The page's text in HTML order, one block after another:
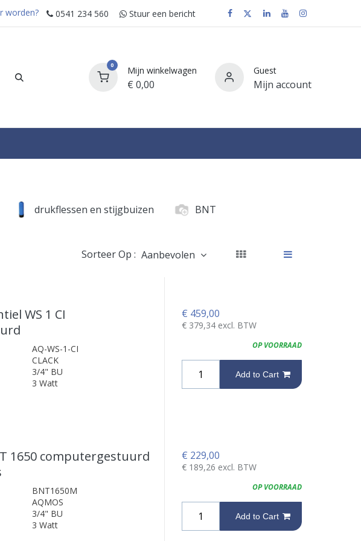
worden? 0541 234 560 Stuur e​​​​en bericht
0 Mijn winkelwagen
€ 0,00
Guest
Mijn account
drukflessen en stijgbuizen BNT
Sorteer Op : Aanbevolen
WS 1 CI
AQ-WS-1-CI
CLACK
3/4" BU
3 Watt
€ 459,00
€ 379,34 excl. BTW
OP VOORRAAD
Add to Cart
1650 computergestuurd
BNT1650M
AQMOS
3/4" BU
3 Watt
€ 229,00
€ 189,26 excl. BTW
OP VOORRAAD
Add to Cart